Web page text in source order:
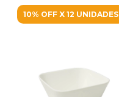
10% OFF X 12 UNIDADES